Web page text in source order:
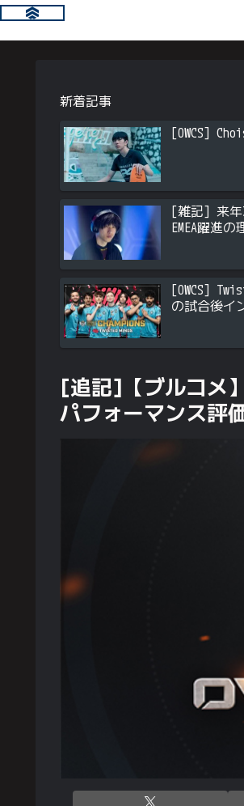
新着記事
[OWCS]
[雑記] 来年
EMEA躍進
[OWCS]
の試合後イ
[追記]【ブルコメ
パフォーマンス評